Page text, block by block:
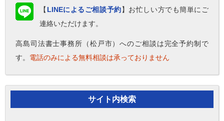
【 LINEによるご相談予約】お忙しい方でも簡単にご
連絡いただけます。
高島司法書士事務所（松戸市）へのご相談は完全予約制で
す。 電話のみによる無料相談は承っておりません
サイト内検索